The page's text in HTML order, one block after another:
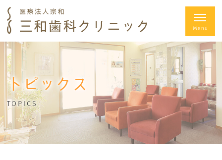
トピックス
TOPICS